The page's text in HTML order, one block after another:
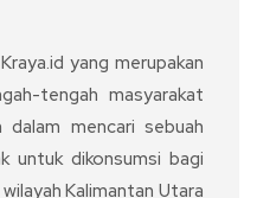
yang merupakan
tengah masyarakat
mencari sebuah
untuk dikonsumsi bagi
Kalimantan Utara